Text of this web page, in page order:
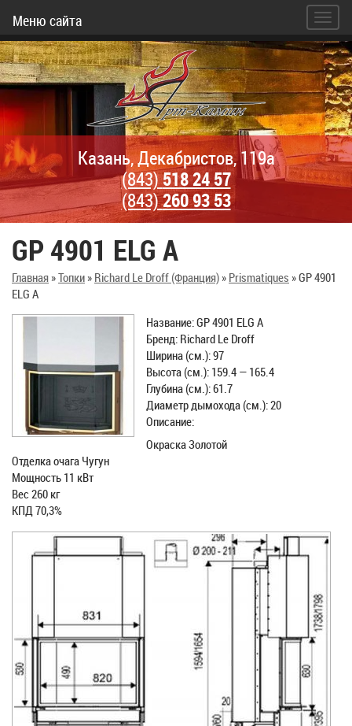
Меню сайта
Казань, Декабристов, 119а
(843)518 24 57
(843)260 93 53
GP 4901 ELG A
Главная»Топки» Richard Le Droff (Франция)» Prismatiques »GP 4901
ELG A
Название: GP 4901 ELG A
Бренд: Richard Le Droff
Ширина (см.): 97
Высота (см.): 159.4 — 165.4
Глубина (см.): 61.7
Диаметр дымохода (см.): 20
Описание:
Окраска Золотой
Отделка очага Чугун
Мощность 11 кВт
Вес 260 кг
КПД 70,3%